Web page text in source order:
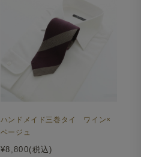
ハンドメイド三巻タイ ワイン×
ベージュ
¥8,800(税込)